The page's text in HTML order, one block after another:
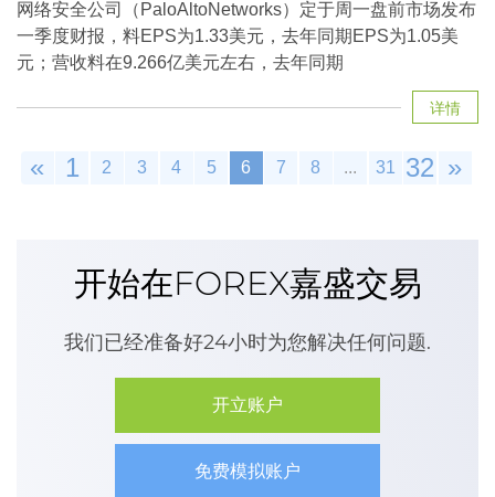
网络安全公司（PaloAltoNetworks）定于周一盘前市场发布
一季度财报，料EPS为1.33美元，去年同期EPS为1.05美
元；营收料在9.266亿美元左右，去年同期
详情
« 1 2 3 4 5 6 7 8 ... 31 32 »
开始在FOREX嘉盛交易
我们已经准备好24小时为您解决任何问题.
开立账户
免费模拟账户